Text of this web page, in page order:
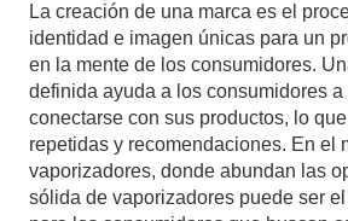
La creación de una marca es el
identidad e imagen únicas para un
en la mente de los consumidores.
definida ayuda a los consumidores a
conectarse con sus productos, lo
repetidas y recomendaciones. En el
vaporizadores, donde abundan las
sólida de vaporizadores puede ser